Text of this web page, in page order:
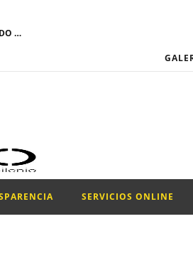
El GOBIERNO AUTÓNOMO DESCENTRALIZADO MUNICIPAL DEL CANTÓN SANTIAGO DE PÍLLARO convoca a través del Portal Institucional del Servicio Nacional de Contratación Pública, la participación para el proceso de “CONTRATACIÓN DE UN PROMOTOR PARA LA EJECUCIÓN DEL PROYECTO DE LA CONFRATERNIDAD CULTURAL PILLAREÑA 2026.”
SERVICIOS ONLINE